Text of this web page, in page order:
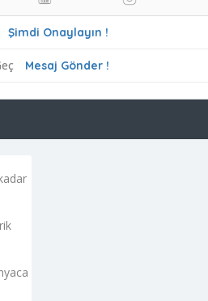
Şimdi Onaylayın !
Mesaj Gönder !